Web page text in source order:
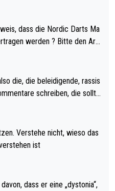
Qualifikation des Weltmei
Dies war bei Archie Self letzt
Weltmeister durch
dass Mitchel sich das (in Ve
werden ? Bitte den Arti
die, die beleidigende, rassis
schreiben, die sollte
wundert mich: Luke Little
der über Social Media GvV p
schießt öfters mal gegen Ric
Verstehe nicht, wieso das
ist
dass er eine „dystonia“,